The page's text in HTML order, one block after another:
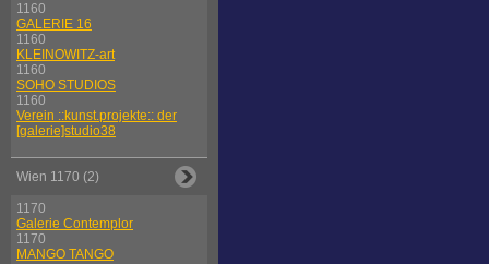
1160
GALERIE 16
1160
KLEINOWITZ-art
1160
SOHO STUDIOS
1160
Verein ::kunst.projekte:: der
[galerie]studio38
Wien 1170 (2)
1170
Galerie Contemplor
1170
MANGO TANGO